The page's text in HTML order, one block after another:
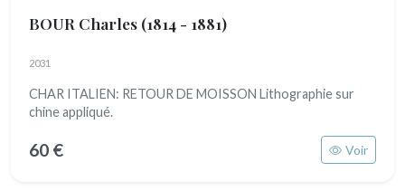
BOUR Charles (1814 - 1881)
2031
CHAR ITALIEN: RETOUR DE MOISSON Lithographie sur
chine appliqué.
60 € Voir